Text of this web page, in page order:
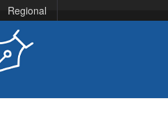
Regional